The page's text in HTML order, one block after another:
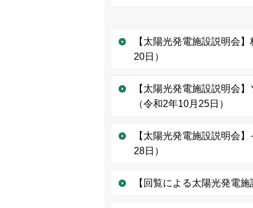
【太陽光発電施設説明会
20日）
【太陽光発電施設説明会
（令和2年10月25日）
【太陽光発電施設説明会
28日）
【回覧による太陽光発電